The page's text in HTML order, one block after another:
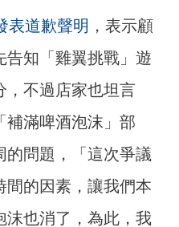
表道歉聲明 ，表示顧
告知「雞翼挑戰」遊
，不過店家也坦言
補滿啤酒泡沫」部
的問題，「這次爭議
間的因素，讓我們本
沫也消了，為此，我